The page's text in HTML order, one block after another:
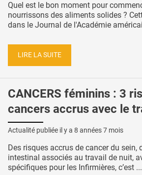
Quel est le bon moment pour
nourrissons des aliments solides ?
dans le Journal de l'Académie
LIRE LA SUITE
CANCERS féminins : 3
cancers accrus avec le
Actualité publiée il y a 8 années 7 mois
Des risques accrus de cancer du sein,
intestinal associés au travail de nuit,
spécifiques pour les Infirmières, c’est ...